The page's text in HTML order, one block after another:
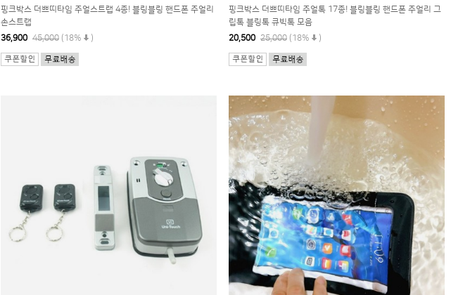
핑크박스 더쁘띠타임 주얼스트랩 4종! 블링블링 핸드폰 주얼리
손스트랩
36,900 45,000 (18% )
핑크박스 더쁘띠타임 주얼톡 17종! 블링블링 핸드폰 주얼리 그
립톡 블링톡 큐빅톡 모음
20,500 25,000 (18% )